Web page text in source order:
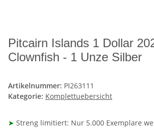
Pitcairn Islands 1 Dollar
Clownfish - 1 Unze Silber
Artikelnummer: PI263111
Kategorie: Komplettuebersicht
➤ Streng limitiert: Nur 5.000 Exemplare